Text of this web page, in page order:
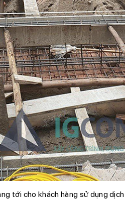
tới cho khách hàng sử dụng